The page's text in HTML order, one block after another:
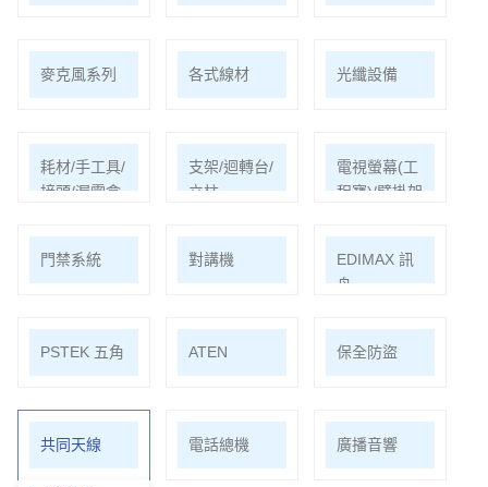
麥克風系列 各式線材 光纖設備
耗材/手工具/
接頭/漏電盒
支架/迴轉台/
立柱
電視螢幕(工
程寶)/壁掛架
門禁系統 對講機
EDIMAX 訊
舟
PSTEK 五角 ATEN 保全防盜
共同天線 電話總機 廣播音響